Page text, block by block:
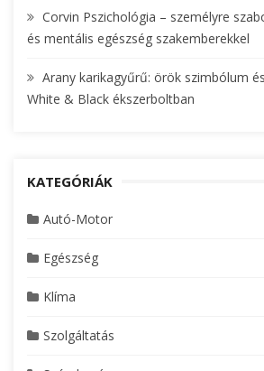
Corvin Pszichológia – személyre
és mentális egészség szakemberekkel
Arany karikagyűrű: örök szimbólum
White & Black ékszerboltban
KATEGÓRIÁK
Autó-Motor
Egészség
Klíma
Szolgáltatás